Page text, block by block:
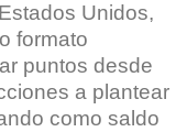
Unidos,
formato
puntos desde
a plantear
como saldo